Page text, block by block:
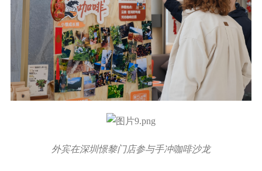
外宾在深圳憬黎门店参与手冲咖啡沙龙